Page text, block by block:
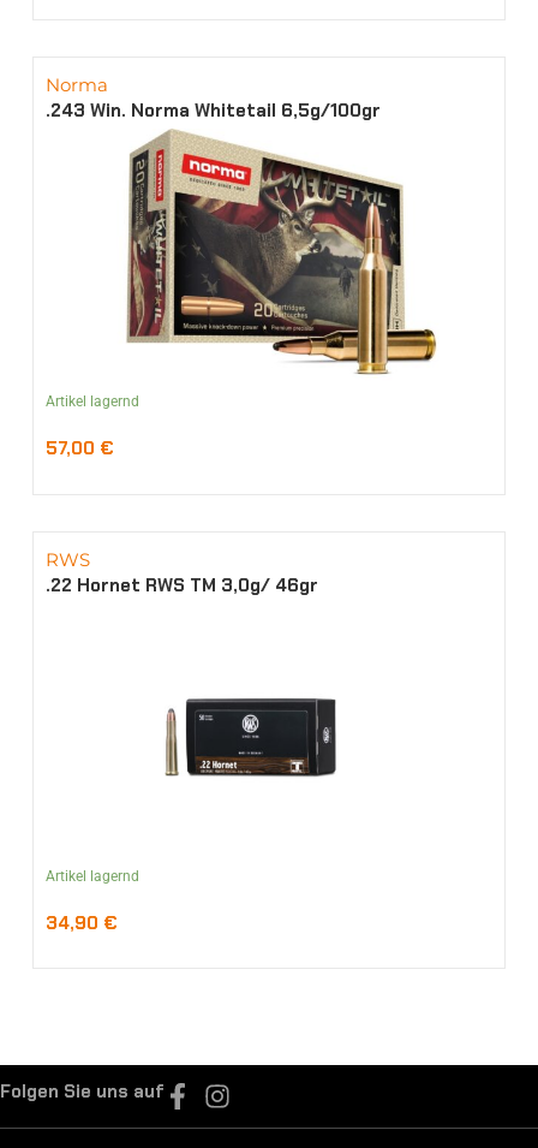
Norma
.243 Win. Norma Whitetail 6,5g/100gr
Artikel lagernd
57,00 €
RWS
.22 Hornet RWS TM 3,0g/ 46gr
Artikel lagernd
34,90 €
Folgen Sie uns auf